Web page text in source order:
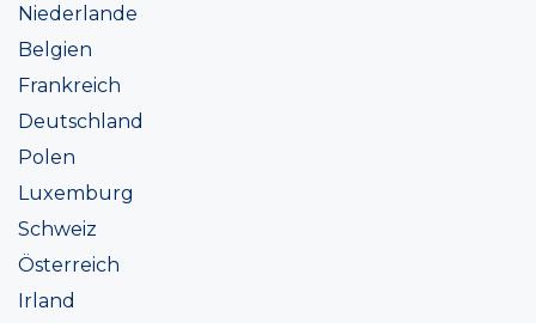
Niederlande
Belgien
Frankreich
Deutschland
Polen
Luxemburg
Schweiz
Österreich
Irland